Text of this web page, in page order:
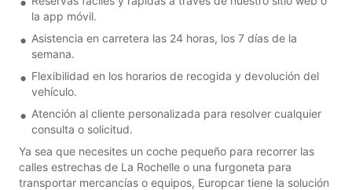
la app móvil.
Asistencia en carretera las 24 horas, los 7 días de la
semana.
Flexibilidad en los horarios de recogida y devolución del
vehículo.
Atención al cliente personalizada para resolver cualquier
consulta o solicitud.
Ya sea que necesites un coche pequeño para recorrer las
calles estrechas de La Rochelle o una furgoneta para
transportar mercancías o equipos, Europcar tiene la solución